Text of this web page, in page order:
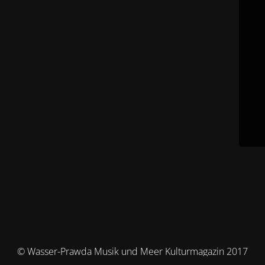
© Wasser-Prawda Musik und Meer Kulturmagazin 2017